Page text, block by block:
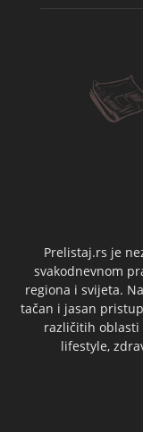
Prelistaj.rs je
svakodnevnom
regiona i svijeta.
tačan i jasan
različitih oblasti
lifestyle,